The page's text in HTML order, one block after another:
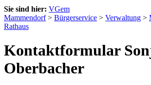
Sie sind hier: VGem
Mammendorf> Bürgerservice > Verwaltung >
Rathaus
Kontaktformular
Oberbacher